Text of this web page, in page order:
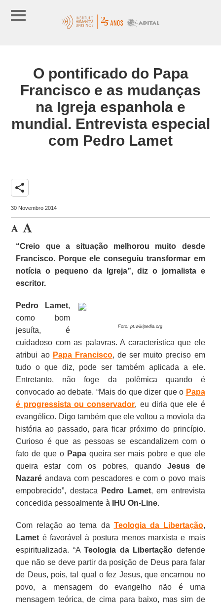
O pontificado do Papa
Francisco e as mudanças
na Igreja espanhola e
mundial. Entrevista especial
com Pedro Lamet
share
30 Novembro 2014
“Creio que a situação melhorou muito desde
Francisco. Porque ele conseguiu transformar em
notícia o pequeno da Igreja”, diz o jornalista e
escritor.
Foto: pt.wikipedia.org
Pedro Lamet,
como bom
jesuíta, é
cuidadoso com as palavras. A característica que ele
atribui ao Papa Francisco, de ser muito preciso em
tudo o que diz, pode ser também aplicada a ele.
Entretanto, não foge da polêmica quando é
convocado ao debate. “Mais do que dizer que o Papa
é progressista ou conservador, eu diria que ele é
evangélico. Digo também que ele voltou a moviola da
história ao passado, para ficar próximo do princípio.
Curioso é que as pessoas se escandalizem com o
fato de que o Papaqueira ser mais pobre e que ele
queira estar com os pobres, quando Jesus de
Nazaré andava com pescadores e com o povo mais
empobrecido”, destaca
Pedro Lamet, em entrevista
concedida pessoalmente à
IHU On-Line.
Com relação ao tema da Teologia da Libertação,
Lamet é favorável à postura menos marxista e mais
espiritualizada. “ATeologia da Libertação defende
que não se deve partir da posição de Deus para falar
de Deus, pois, tal qual o fez Jesus, que encarnou no
povo, a mensagem do evangelho não é uma
mensagem teórica, de cima para baixo, mas sim de